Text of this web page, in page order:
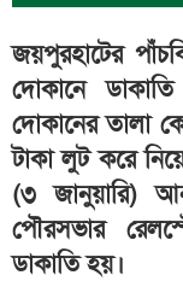
জয়পুরহাটের
দোকানে
দোকানের তালা
টাকা লুট করে
(৩ জানুয়ারি)
পৌরসভার
ডাকাতি হয়।